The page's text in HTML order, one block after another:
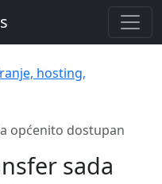
hosting,
općenito dostupan
sada